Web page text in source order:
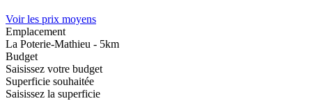
Voir les prix moyens
Emplacement
La Poterie-Mathieu - 5km
Budget
Saisissez votre budget
Superficie souhaitée
Saisissez la superficie